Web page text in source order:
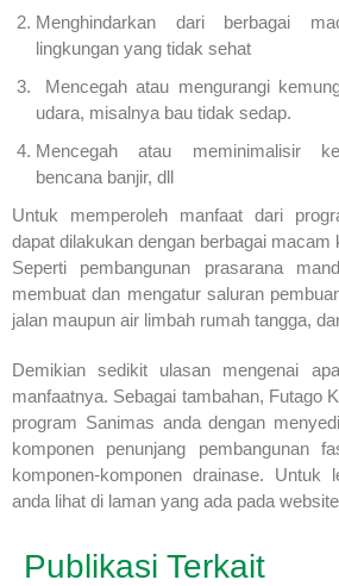
Menghindarkan dari berbagai
lingkungan yang tidak sehat
Mencegah atau mengurangi
udara, misalnya bau tidak sedap.
Mencegah atau meminimalisir
bencana banjir, dll
Untuk memperoleh manfaat dari
dapat dilakukan dengan berbagai macam
Seperti pembangunan prasarana
membuat dan mengatur saluran
jalan maupun air limbah rumah tangga,
Demikian sedikit ulasan mengenai
manfaatnya. Sebagai tambahan, Futago
program Sanimas anda dengan
komponen penunjang pembangunan
komponen-komponen drainase. Untuk
anda lihat di laman yang ada pada
Publikasi Terkait